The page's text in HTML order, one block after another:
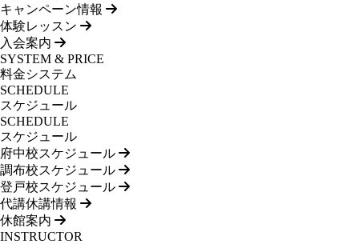
キャンペーン情報
体験レッスン
入会案内
SYSTEM & PRICE
料金システム
SCHEDULE
スケジュール
SCHEDULE
スケジュール
府中校スケジュール
調布校スケジュール
登戸校スケジュール
代講休講情報
休館案内
INSTRUCTOR